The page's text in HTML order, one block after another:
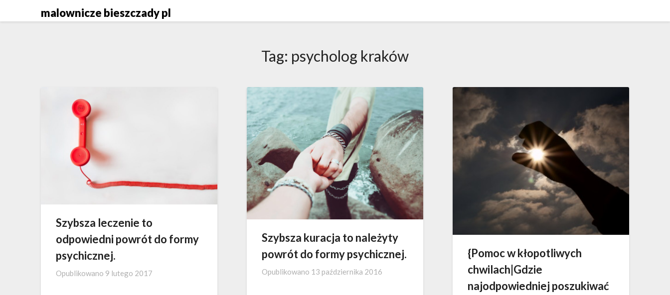
malownicze bieszczady pl
Tag: psycholog kraków
Szybsza leczenie to
odpowiedni powrót do formy
psychicznej.
Opublikowano 9 lutego 2017
Szybsza kuracja to należyty
powrót do formy psychicznej.
Opublikowano 13 października 2016
{Pomoc w kłopotliwych
chwilach|Gdzie
najodpowiedniej poszukiwać